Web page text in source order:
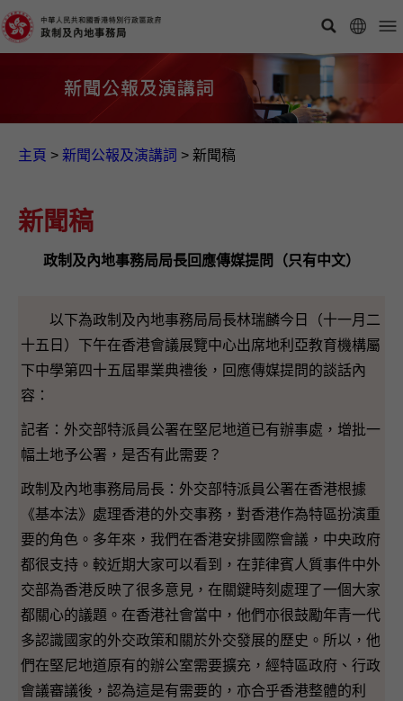
主頁 > 新聞公報及演講詞 > 新聞稿
新聞稿
政制及內地事務局局長回應傳媒提問（只有中文）
以下為政制及內地事務局局長林瑞麟今日（十一月二
十五日）下午在香港會議展覽中心出席地利亞教育機構屬
下中學第四十五屆畢業典禮後，回應傳媒提問的談話內
容：
記者：外交部特派員公署在堅尼地道已有辦事處，增批一
幅土地予公署，是否有此需要？
政制及內地事務局局長：外交部特派員公署在香港根據
《基本法》處理香港的外交事務，對香港作為特區扮演重
要的角色。多年來，我們在香港安排國際會議，中央政府
都很支持。較近期大家可以看到，在菲律賓人質事件中外
交部為香港反映了很多意見，在關鍵時刻處理了一個大家
都關心的議題。在香港社會當中，他們亦很鼓勵年青一代
多認識國家的外交政策和關於外交發展的歷史。所以，他
們在堅尼地道原有的辦公室需要擴充，經特區政府、行政
會議審議後，認為這是有需要的，亦合乎香港整體的利